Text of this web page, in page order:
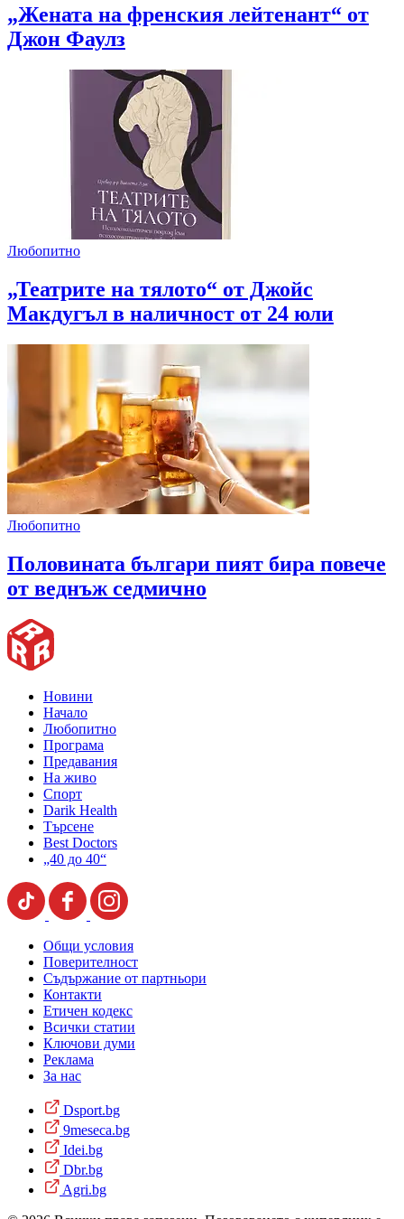
„Жената на френския лейтенант“ от
Джон Фаулз
Любопитно
„Театрите на тялото“ от Джойс
Макдугъл в наличност от 24 юли
Любопитно
Половината българи пият бира повече
от веднъж седмично
Новини
Начало
Любопитно
Програма
Предавания
На живо
Спорт
Darik Health
Търсене
Best Doctors
„40 до 40“
Общи условия
Поверителност
Съдържание от партньори
Контакти
Етичен кодекс
Всички статии
Ключови думи
Реклама
За нас
Dsport.bg
9meseca.bg
Idei.bg
Dbr.bg
Agri.bg